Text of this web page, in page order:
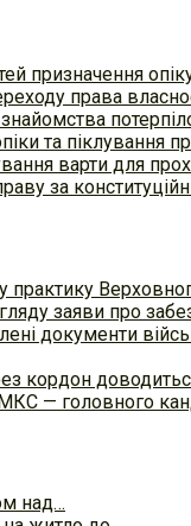
призначення
права
та піклування
варти для
за
заяви про
документи
кордон
— головного
над…